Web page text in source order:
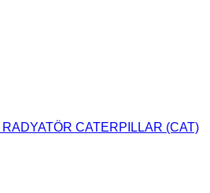
CATERPILLAR (CAT)